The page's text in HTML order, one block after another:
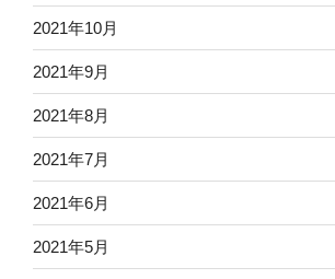
2021年10月
2021年9月
2021年8月
2021年7月
2021年6月
2021年5月